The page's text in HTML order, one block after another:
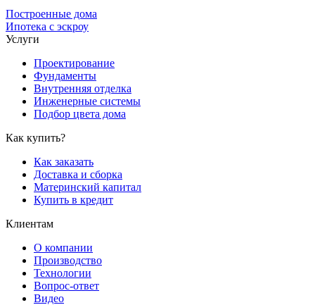
Построенные дома
Ипотека с эскроу
Услуги
Проектирование
Фундаменты
Внутренняя отделка
Инженерные системы
Подбор цвета дома
Как купить?
Как заказать
Доставка и сборка
Материнский капитал
Купить в кредит
Клиентам
О компании
Производство
Технологии
Вопрос-ответ
Видео